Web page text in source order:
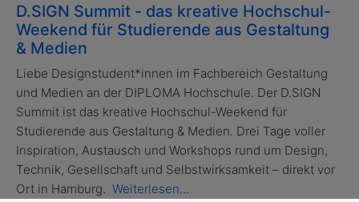
D.SIGN Summit - das kreative Hochschul-
Weekend für Studierende aus Gestaltung
& Medien
Liebe Designstudent*innen im Fachbereich Gestaltung
und Medien an der DIPLOMA Hochschule. Der D.SIGN
Summit ist das kreative Hochschul-Weekend für
Studierende aus Gestaltung & Medien. Drei Tage voller
Inspiration, Austausch und Workshops rund um Design,
Technik, Gesellschaft und Selbstwirksamkeit – direkt vor
Ort in Hamburg. Weiterlesen...